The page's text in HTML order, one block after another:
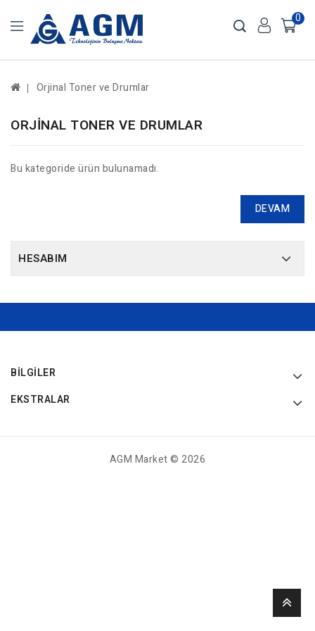
0
Orjinal Toner ve Drumlar
ORJINAL TONER VE DRUMLAR
Bu kategoride ürün bulunamadı.
DEVAM
HESABIM
BILGILER
EKSTRALAR
AGM Market © 2026